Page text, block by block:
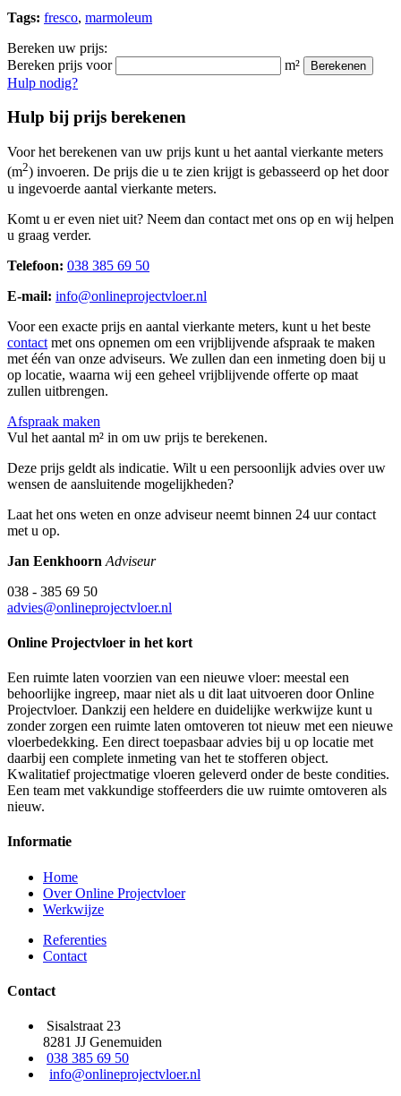
Tags: fresco, marmoleum
Bereken uw prijs:
Bereken prijs voor
m² Berekenen
Hulp nodig?
Hulp bij prijs berekenen
Voor het berekenen van uw prijs kunt u het aantal vierkante meters
(m2) invoeren. De prijs die u te zien krijgt is gebasseerd op het door
u ingevoerde aantal vierkante meters.
Komt u er even niet uit? Neem dan contact met ons op en wij helpen
u graag verder.
Telefoon: 038 385 69 50
E-mail: info@onlineprojectvloer.nl
Voor een exacte prijs en aantal vierkante meters, kunt u het beste
contact met ons opnemen om een vrijblijvende afspraak te maken
met één van onze adviseurs. We zullen dan een inmeting doen bij u
op locatie, waarna wij een geheel vrijblijvende offerte op maat
zullen uitbrengen.
Afspraak maken
Vul het aantal m² in om uw prijs te berekenen.
Deze prijs geldt als indicatie. Wilt u een persoonlijk advies over uw
wensen de aansluitende mogelijkheden?
Laat het ons weten en onze adviseur neemt binnen 24 uur contact
met u op.
Jan Eenkhoorn Adviseur
038 - 385 69 50
advies@onlineprojectvloer.nl
Online Projectvloer in het kort
Een ruimte laten voorzien van een nieuwe vloer: meestal een
behoorlijke ingreep, maar niet als u dit laat uitvoeren door Online
Projectvloer. Dankzij een heldere en duidelijke werkwijze kunt u
zonder zorgen een ruimte laten omtoveren tot nieuw met een nieuwe
vloerbedekking. Een direct toepasbaar advies bij u op locatie met
daarbij een complete inmeting van het te stofferen object.
Kwalitatief projectmatige vloeren geleverd onder de beste condities.
Een team met vakkundige stoffeerders die uw ruimte omtoveren als
nieuw.
Informatie
Home
Over Online Projectvloer
Werkwijze
Referenties
Contact
Contact
Sisalstraat 23
8281 JJ Genemuiden
038 385 69 50
info@onlineprojectvloer.nl